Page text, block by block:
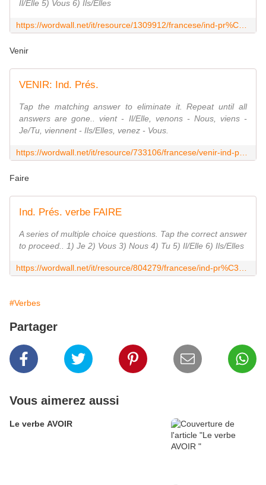
Il/Elle 5) Vous 6) Ils/Elles
Venir
VENIR: Ind. Prés.
Tap the matching answer to eliminate it. Repeat until all
answers are gone.. vient - Il/Elle, venons - Nous, viens -
Je/Tu, viennent - Ils/Elles, venez - Vous.
Faire
Ind. Prés. verbe FAIRE
A series of multiple choice questions. Tap the correct answer
to proceed.. 1) Je 2) Vous 3) Nous 4) Tu 5) Il/Elle 6) Ils/Elles
#Verbes
Partager
Vous aimerez aussi
Le verbe AVOIR